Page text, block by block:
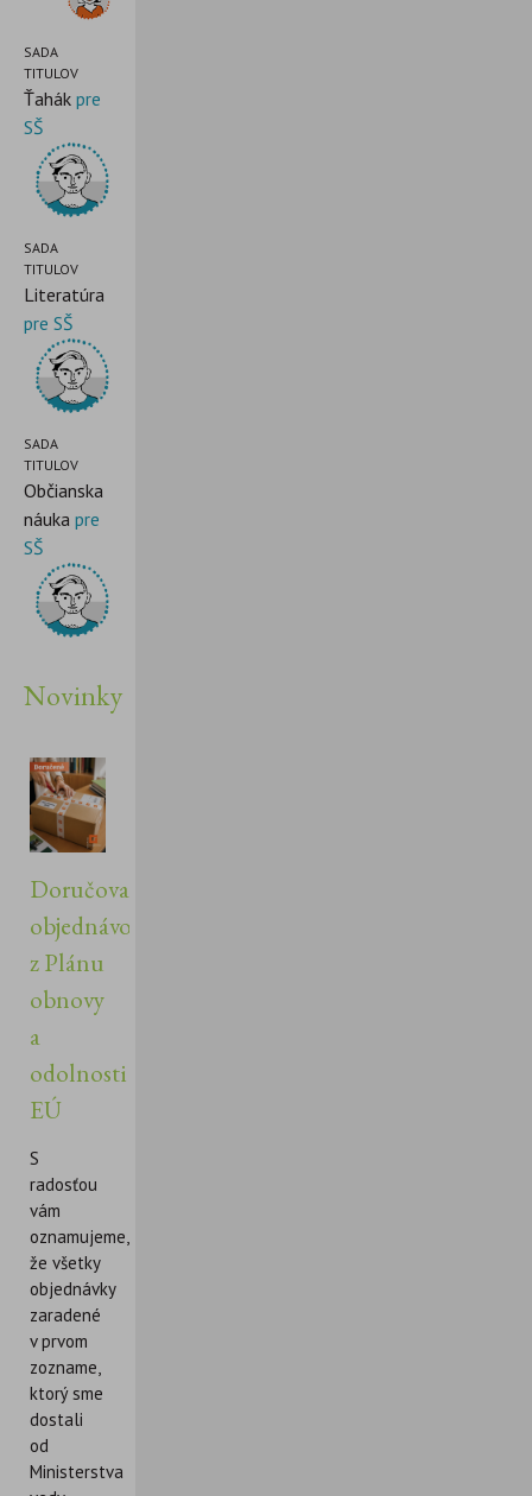
SADA
TITULOV
Ťahák pre
SŠ
SADA
TITULOV
Literatúra
pre SŠ
SADA
TITULOV
Občianska
náuka pre
SŠ
Novinky
Doručovanie
objednávok
z Plánu
obnovy
a
odolnosti
EÚ
S
radosťou
vám
oznamujeme,
že všetky
objednávky
zaradené
v prvom
zozname,
ktorý sme
dostali
od
Ministerstva